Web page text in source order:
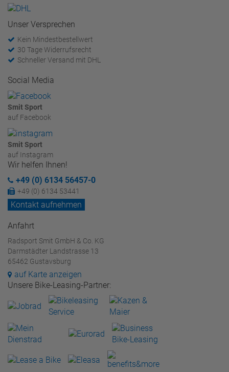
Unser Versprechen
Kein Mindestbestellwert
30 Tage Widerrufsrecht
Schneller Versand mit DHL
Social Media
Smit Sport
auf Facebook
Smit Sport
auf Instagram
Wir helfen Ihnen!
+49 (0) 6134 56457-0
+49 (0) 6134 53441
Kontakt aufnehmen
Anfahrt
Radsport Smit GmbH & Co. KG
Darmstädter Landstrasse 13
65462 Gustavsburg
auf Karte anzeigen
Unsere Bike-Leasing-Partner: